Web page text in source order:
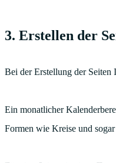
3. Erstellen der
Bei der Erstellung der Seiten
Ein monatlicher
Formen wie Kreise und